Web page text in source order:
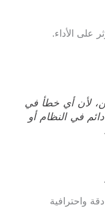
على الأداء.
لأن أي خطأ في
في النظام أو
واحترافية